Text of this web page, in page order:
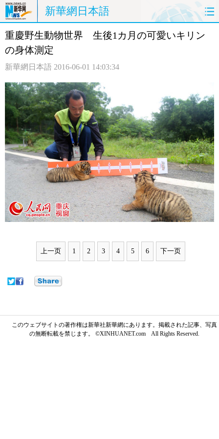
新華網日本語
ホームページ 政治 経済
観光 評論
中日対訳
重慶野生動物世界 生後1カ月の可愛いキリン
の身体測定
新華網日本語 2016-06-01 14:03:34
上一页 1 2 3 4 5 6 下一页
このウェブサイトの著作権は新華社新華網にあります。掲載された記事、写真
の無断転載を禁じます。 ©XINHUANET.com All Rights Reserved.